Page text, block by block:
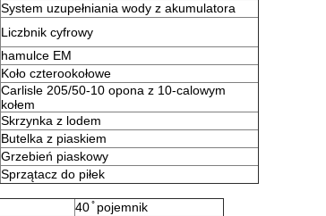
System uzupełniania wody z akumulatora
Liczbnik cyfrowy
hamulce EM
Koło czterookołowe
Carlisle 205/50-10 opona z 10-calowym
kołem
Skrzynka z lodem
Butelka z piaskiem
Grzebień piaskowy
Sprzątacz do piłek
40 ̊ pojemnik